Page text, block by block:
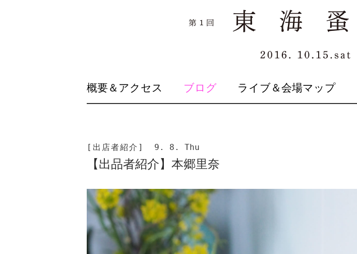
SKIP
TO
概要＆アクセス ブログ ライブ＆会場マップ
[出店者紹介] 9. 8. Thu
【出品者紹介】本郷里奈